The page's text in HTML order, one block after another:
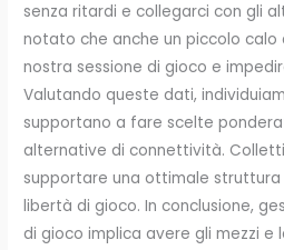
senza ritardi e collegarci con gli
notato che anche un piccolo calo
nostra sessione di gioco e
Valutando queste dati,
supportano a fare scelte
alternative di connettività.
supportare una ottimale
libertà di gioco. In conclusione,
di gioco implica avere gli mezzi e